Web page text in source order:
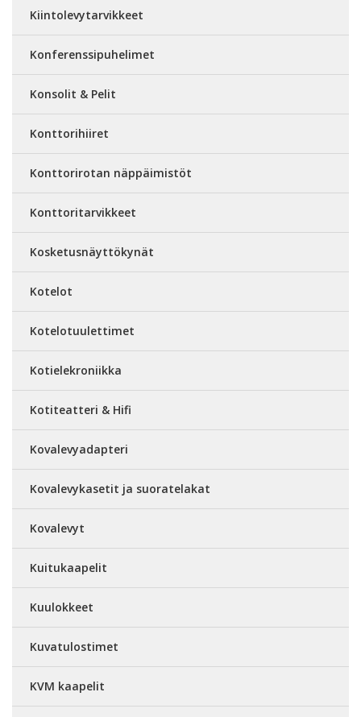
Kiintolevytarvikkeet
Konferenssipuhelimet
Konsolit & Pelit
Konttorihiiret
Konttorirotan näppäimistöt
Konttoritarvikkeet
Kosketusnäyttökynät
Kotelot
Kotelotuulettimet
Kotielekroniikka
Kotiteatteri & Hifi
Kovalevyadapteri
Kovalevykasetit ja suoratelakat
Kovalevyt
Kuitukaapelit
Kuulokkeet
Kuvatulostimet
KVM kaapelit